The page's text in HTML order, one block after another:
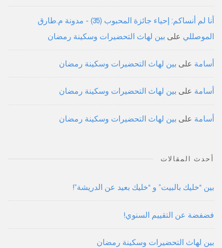
أنا لم أنساكم: إحياء جائزة المحبوب (35) - مدونة م.طارق
الموصللي على بين لهاث التحضيرات وسكينة رمضان
أسامة على بين لهاث التحضيرات وسكينة رمضان
أسامة على بين لهاث التحضيرات وسكينة رمضان
أسامة على بين لهاث التحضيرات وسكينة رمضان
أحدث المقالات
بين “خليك بالبيت” و “خليك بعيد عن الدريشة”!
فضفضة عن التقييم السنوي!
بين لهاث التحضيرات وسكينة رمضان